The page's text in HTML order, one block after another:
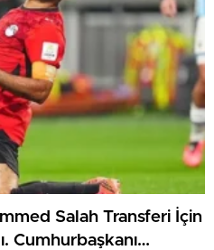
Salah Transferi İçin
Cumhurbaşkanı